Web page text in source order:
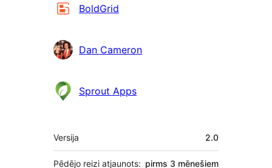
Līdzdalībnieki
BoldGrid
Dan Cameron
Sprout Apps
Meta
Versija 2.0
Pēdējo reizi atjaunots: pirms 3 mēnešiem